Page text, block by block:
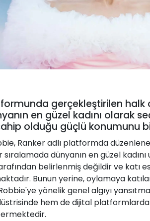
gerçekleştirilen halk
en güzel kadını olarak
olduğu güçlü konumunu
Ranker adlı platformda
dünyanın en güzel kadını
belirlenmiş değildir ve katı
Bunun yerine, oylamaya
yönelik genel algıyı
hem de dijital